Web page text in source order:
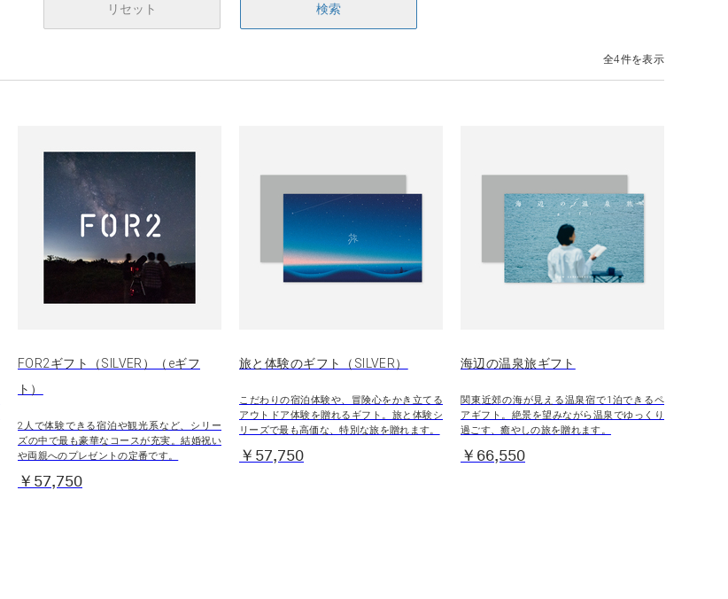
リセット 検索
全4件を表示
FOR2ギフト（SILVER）（eギフ
ト）
2人で体験できる宿泊や観光系など、シリー
ズの中で最も豪華なコースが充実。結婚祝い
や両親へのプレゼントの定番です。
￥57,750
旅と体験のギフト（SILVER）
こだわりの宿泊体験や、冒険心をかき立てる
アウトドア体験を贈れるギフト。旅と体験シ
リーズで最も高価な、特別な旅を贈れます。
￥57,750
海辺の温泉旅ギフト
関東近郊の海が見える温泉宿で1泊できるペ
アギフト。絶景を望みながら温泉でゆっくり
過ごす、癒やしの旅を贈れます。
￥66,550